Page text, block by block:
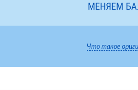
МЕНЯЕМ
Что такое